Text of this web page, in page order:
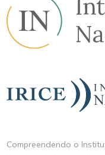
Compreendendo o